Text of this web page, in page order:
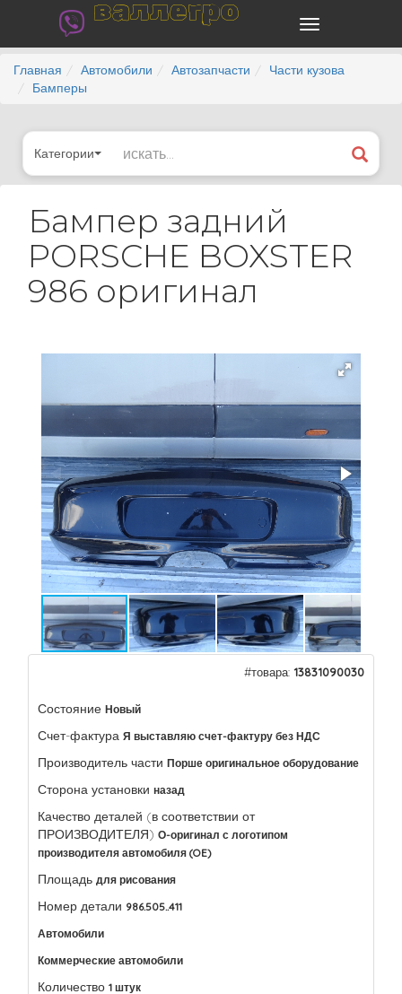
валлегро
Главная Автомобили Автозапчасти
Части кузова
Бамперы
Категории
Бампер задний
PORSCHE BOXSTER
986 оригинал
#товара: 13831090030
Состояние Новый
Счет-фактура Я выставляю счет-фактуру без НДС
Производитель части Порше оригинальное оборудование
Сторона установки назад
Качество деталей (в соответствии от
ПРОИЗВОДИТЕЛЯ) О-оригинал с логотипом
производителя автомобиля (OE)
Площадь для рисования
Номер детали 986.505..411
Автомобили
Коммерческие автомобили
Количество 1 штук